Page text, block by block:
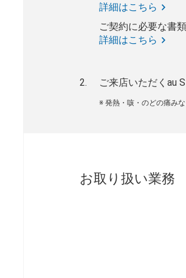
詳細はこちら
ご契約に必要な書
詳細はこちら
ご来店いただくau
※ 発熱・咳・のどの痛み
お取り扱い業務